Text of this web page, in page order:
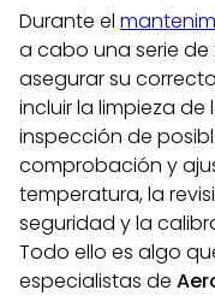
Durante el
a cabo una serie
asegurar su
incluir la limpieza
inspección de
comprobación y
temperatura, la
seguridad y la
Todo ello es algo
especialistas de